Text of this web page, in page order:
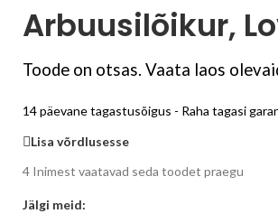
Arbuusilõikur,
Toode on otsas. Vaata laos
14 päevane tagastusõigus - Raha tagasi
Lisa võrdlusesse
4 Inimest vaatavad seda toodet praegu
Jälgi meid: